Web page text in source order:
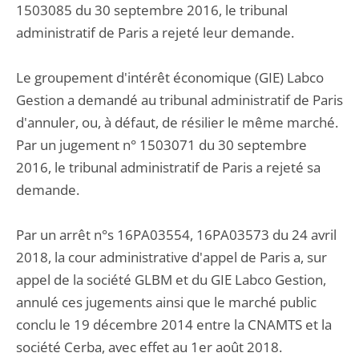
1503085 du 30 septembre 2016, le tribunal
administratif de Paris a rejeté leur demande.
Le groupement d'intérêt économique (GIE) Labco
Gestion a demandé au tribunal administratif de Paris
d'annuler, ou, à défaut, de résilier le même marché.
Par un jugement n° 1503071 du 30 septembre
2016, le tribunal administratif de Paris a rejeté sa
demande.
Par un arrêt n°s 16PA03554, 16PA03573 du 24 avril
2018, la cour administrative d'appel de Paris a, sur
appel de la société GLBM et du GIE Labco Gestion,
annulé ces jugements ainsi que le marché public
conclu le 19 décembre 2014 entre la CNAMTS et la
société Cerba, avec effet au 1er août 2018.